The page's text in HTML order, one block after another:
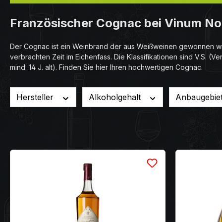
Französischer Cognac bei Vinum
Der Cognac ist ein Weinbrand der aus Weißweinen gewonnen
verbrachten Zeit im Eichenfass. Die Klassifikationen sind V.S.
mind. 14 J. alt). Finden Sie hier Ihren hochwertigen Cognac.
Hersteller Alkoholgehalt